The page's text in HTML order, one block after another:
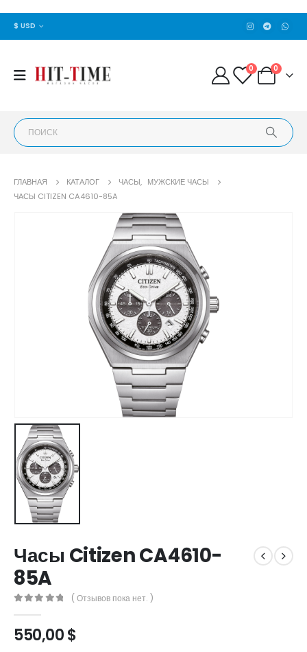
$ USD
0 0
ГЛАВНАЯ КАТАЛОГ ЧАСЫ, МУЖСКИЕ ЧАСЫ
ЧАСЫ CITIZEN CA4610-85A
Часы Citizen CA4610-
85A
( Отзывов пока нет. )
550,00$